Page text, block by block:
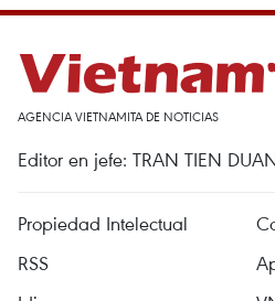
AGENCIA VIETNAMITA DE NOTICIAS
Editor en jefe: TRAN TIEN
Propiedad Intelectual
RSS